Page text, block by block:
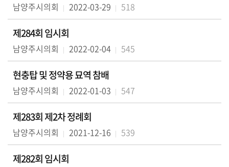
소
회
의
록
인
터
넷
방
송
남양주시의회 2022-03-29 518
제284회 임시회
남양주시의회 2022-02-04 545
현충탑 및 정약용 묘역 참배
남양주시의회 2022-01-03 547
제283회 제2차 정례회
남양주시의회 2021-12-16 539
제282회 임시회